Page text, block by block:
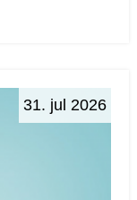
31. jul 2026